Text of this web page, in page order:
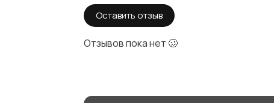
Оставить отзыв
Отзывов пока нет 🥴